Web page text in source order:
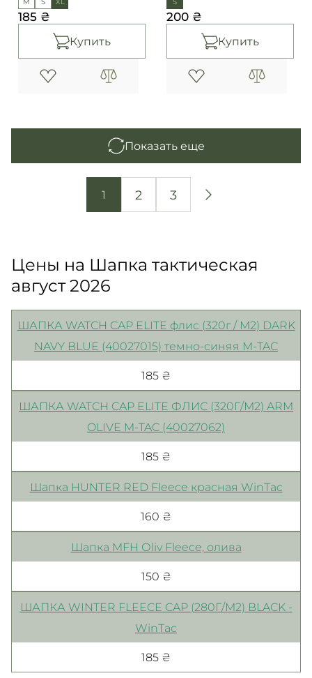
M S XL
185 ₴
Купить
S
200 ₴
Купить
Показать еще
1 2 3
Цены на Шапка тактическая
август 2026
ШАПКА WATCH CAP ELITE флис (320г / М2) DARK
NAVY BLUE (40027015) темно-синяя M-TAC
185 ₴
ШАПКА WATCH CAP ELITE ФЛИС (320Г/М2) ARM
OLIVE M-TAC (40027062)
185 ₴
Шапка HUNTER RED Fleece красная WinTac
160 ₴
Шапка MFH Оliv Fleece, олива
150 ₴
ШАПКА WINTER FLEECE CAP (280Г/М2) BLACK -
WinTac
185 ₴